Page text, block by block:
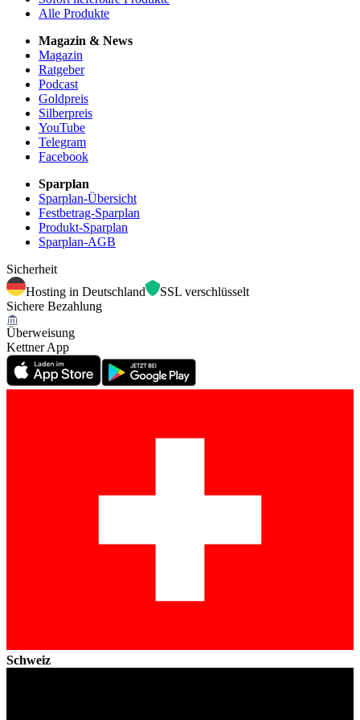
Alle Produkte
Magazin & News
Magazin
Ratgeber
Podcast
Goldpreis
Silberpreis
YouTube
Telegram
Facebook
Sparplan
Sparplan-Übersicht
Festbetrag-Sparplan
Produkt-Sparplan
Sparplan-AGB
Sicherheit
Hosting in Deutschland
SSL verschlüsselt
Sichere Bezahlung
Überweisung
Kettner App
Schweiz